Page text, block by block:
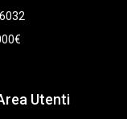
Utenti